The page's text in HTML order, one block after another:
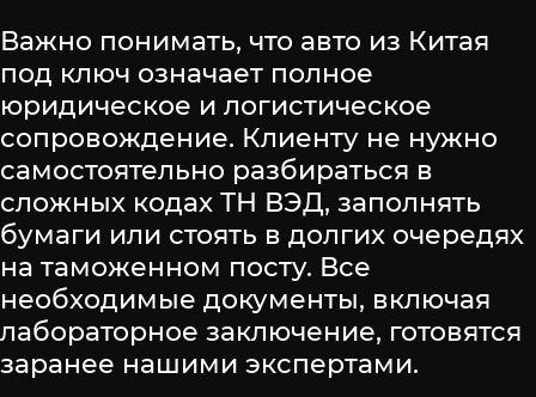
Важно понимать, что авто из Китая
под ключ означает полное
юридическое и логистическое
сопровождение. Клиенту не нужно
самостоятельно разбираться в
сложных кодах ТН ВЭД, заполнять
бумаги или стоять в долгих очередях
на таможенном посту. Все
необходимые документы, включая
лабораторное заключение, готовятся
заранее нашими экспертами.